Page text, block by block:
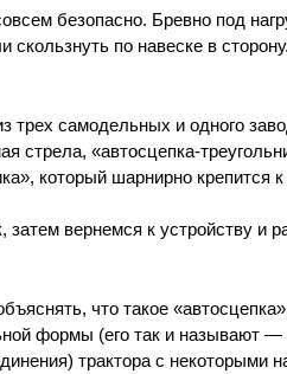
безопасно. Бревно под
по навеске в
трех самодельных и одного
стрела, «автосцепка-
который шарнирно крепится
вернемся к устройству и
что такое
формы (его так и называют —
трактора с некоторыми